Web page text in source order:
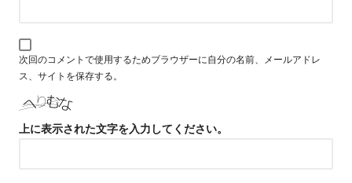
次回のコメントで使用するためブラウザーに自分の名前、メールアドレ
ス、サイトを保存する。
上に表示された文字を入力してください。